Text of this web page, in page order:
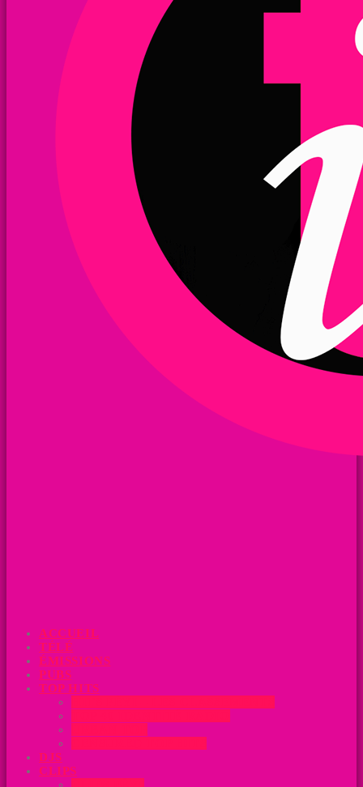
ACCUEIL
TÉLÉ
ÉMISSIONS
PUBS
TOP HITS
DJS
CLIPS